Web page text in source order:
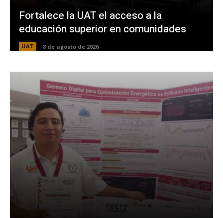
Fortalece la UAT el acceso a la
educación superior en comunidades
UAT 8 de agosto de 2026